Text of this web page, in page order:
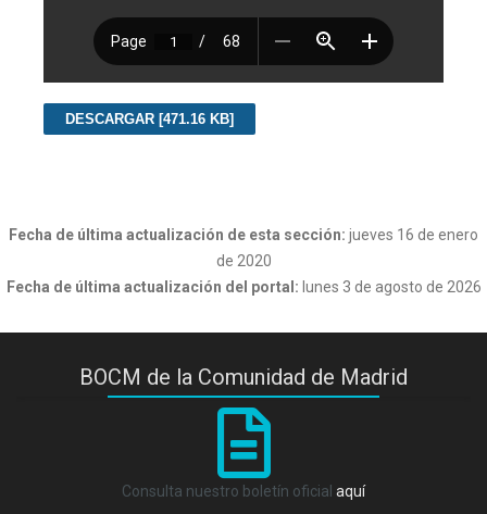
DESCARGAR [471.16 KB]
Fecha de última actualización de esta sección: jueves 16 de enero
de 2020
Fecha de última actualización del portal: lunes 3 de agosto de 2026
BOCM de la Comunidad de Madrid
Consulta nuestro boletín oficial aquí